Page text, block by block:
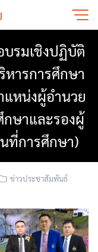
บรมเชิงปฏิบัติ
ารการศึกษา
แหน่งผู้อำนวย
ษาและรองผู้
ที่การศึกษา)
ข่าวประชาสัมพันธ์